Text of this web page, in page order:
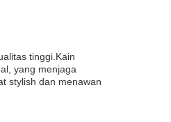
tinggi.Kain
yang menjaga
stylish dan menawan